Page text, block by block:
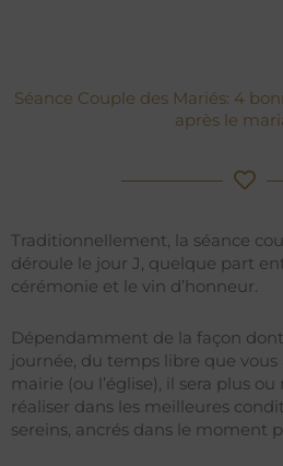
Séance Couple des Mariés: 4
après le
Traditionnellement, la séance
déroule le jour J, quelque part
cérémonie et le vin d’honneur.
Dépendamment de la façon
journée, du temps libre que vous
mairie (ou l’église), il sera plus
réaliser dans les meilleures
sereins, ancrés dans le moment